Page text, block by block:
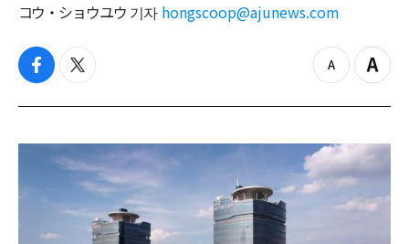
コウ・ショウユウ 기자 hongscoop@ajunews.com
f
c
b
t
i
t
e
z
o
o
u
t
Z
o
i